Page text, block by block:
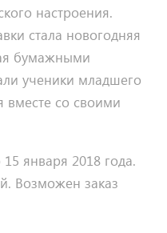
настроения.
стала новогодняя
бумажными
ученики младшего
вместе со своими
января 2018 года.
Возможен заказ